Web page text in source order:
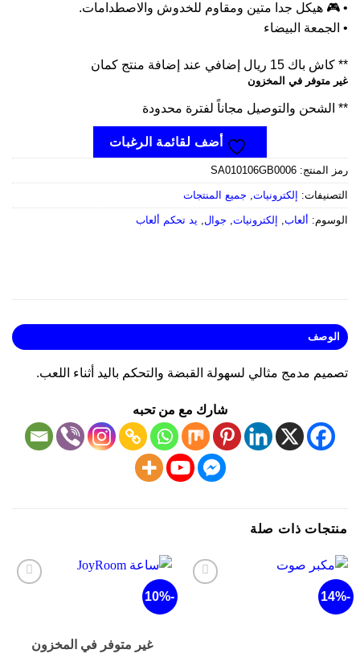
هيكل جدا متين ومقاوم للخدوش والاصطدامات.
البيضاء
15 ريال إضافي عند إضافة منتج كمان
متوفر في المخزون
والتوصيل مجاناً لفترة محدودة
أضف لقائمة الرغبات
المنتج:SA010106GB0006
إلكترونيات,جميع المنتجات
ألعاب ,إلكترونيات,جوال ,يد تحكم ألعاب
مدمج مثالي لسهولة القبضة والتحكم باليد أثناء اللعب.
شارك مع من تحبه
ذات صلة
غير متوفر في المخزون